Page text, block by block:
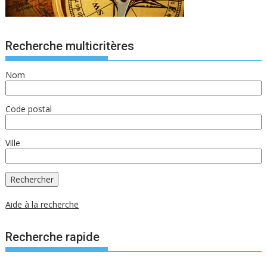
Recherche multicritères
Nom
Code postal
Ville
Aide à la recherche
Recherche rapide